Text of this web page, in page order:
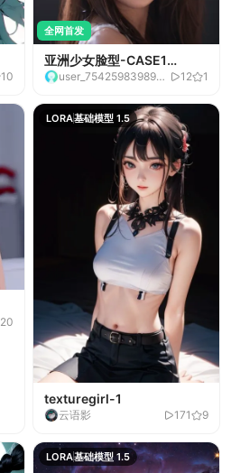
10
全网首发
亚洲少女脸型-CASE1
BATA01
user_7542598398945
12 1
20
LORA基础模型 1.5
texturegirl-1
云语影 171 9
LORA基础模型 1.5